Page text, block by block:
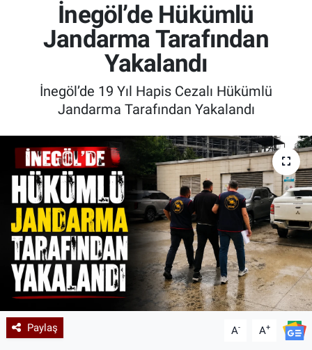
İnegöl’de Hükümlü
Jandarma Tarafından
Yakalandı
İnegöl’de 19 Yıl Hapis Cezalı Hükümlü
Jandarma Tarafından Yakalandı
Paylaş A- A+
Ekonomi
İnanç
Kültür & Sanat
Sağlık
Siyaset
Teknoloji
Astroloji-Rüya
Son Dakika Haberleri